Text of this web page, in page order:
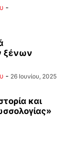
-
ξένων
- 26 Ιουνίου, 2025
και